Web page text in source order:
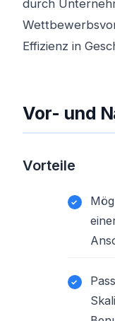
durch
Effizienz in
Vor- und
Vorteile